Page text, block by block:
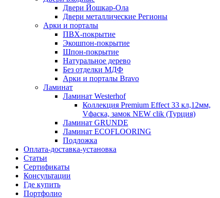
Двери Йошкар-Ола
Двери металлические Регионы
Арки и порталы
ПВХ-покрытие
Экошпон-покрытие
Шпон-покрытие
Натуральное дерево
Без отделки МДФ
Арки и порталы Bravo
Ламинат
Ламинат Westerhof
Коллекция Premium Effect 33 кл,12мм,
Vфаска, замок NEW clik (Турция)
Ламинат GRUNDE
Ламинат ECOFLOORING
Подложка
Оплата-доставка-установка
Статьи
Сертификаты
Консультации
Где купить
Портфолио